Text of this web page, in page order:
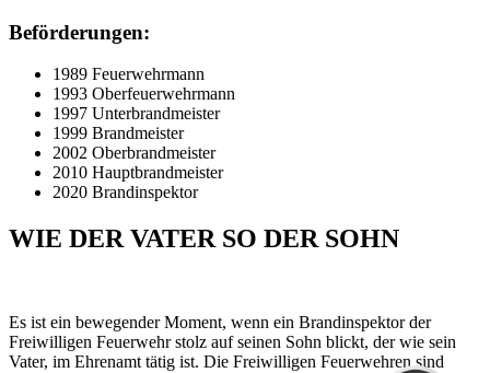
Beförderungen:
1989 Feuerwehrmann
1993 Oberfeuerwehrmann
1997 Unterbrandmeister
1999 Brandmeister
2002 Oberbrandmeister
2010 Hauptbrandmeister
2020 Brandinspektor
WIE DER VATER SO DER SOHN
Es ist ein bewegender Moment, wenn ein Brandinspektor der
Freiwilligen Feuerwehr stolz auf seinen Sohn blickt, der wie sein
Vater, im Ehrenamt tätig ist. Die Freiwilligen Feuerwehren sind
100
%
Empfehlungen auf
SEHR GUT